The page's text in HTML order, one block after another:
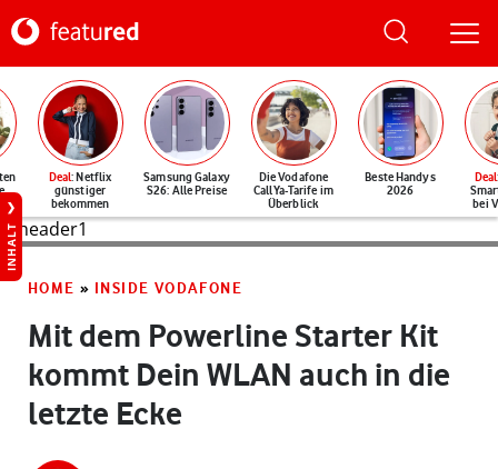
Deal: Netflix
günstiger
bekommen
Samsung Galaxy
S26: Alle Preise
Die Vodafone
CallYa-Tarife im
Überblick
Beste Handys
2026
Deal
bei
INHALT
HOME » INSIDE VODAFONE
Mit dem Powerline Starter Kit
kommt Dein WLAN auch in die
letzte Ecke